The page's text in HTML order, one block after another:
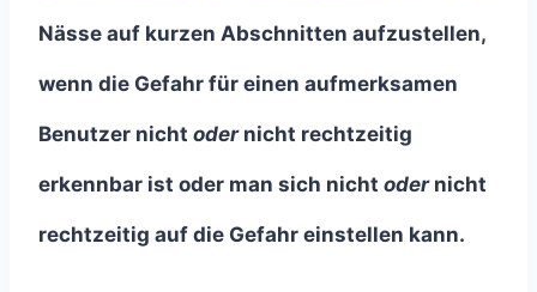
Nässe auf kurzen Abschnitten aufzustellen,
wenn die Gefahr für einen aufmerksamen
Benutzer nicht odernicht rechtzeitig
erkennbar ist oder man sich nicht oder nicht
rechtzeitig auf die Gefahr einstellen kann.